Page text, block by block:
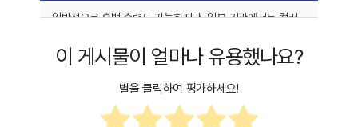
일반적으로 흑백 출력도 가능하지만, 일부 기관에서는 컬러
좋습니다.
이 게시물이 얼마나 유용했나요?
별을 클릭하여 평가하세요!